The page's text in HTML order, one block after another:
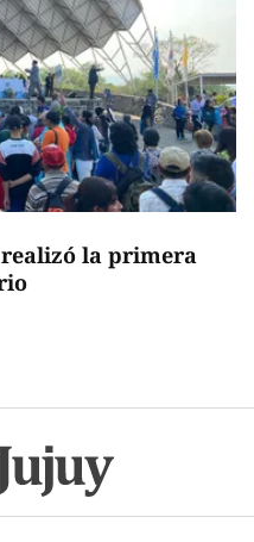
realizó la primera